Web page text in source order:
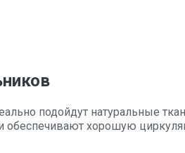
подойдут натуральные
обеспечивают хорошую